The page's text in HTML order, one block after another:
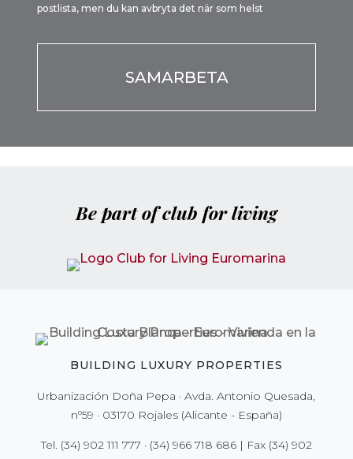
postlista, men du kan avbryta det när som helst
Be part of club for living
BUILDING LUXURY PROPERTIES
Urbanización Doña Pepa · Avda. Antonio Quesada,
nº59 · 03170 Rojales (Alicante - España)
Tel. (34) 902 111 777 · (34) 966 718 686| Fax (34) 902